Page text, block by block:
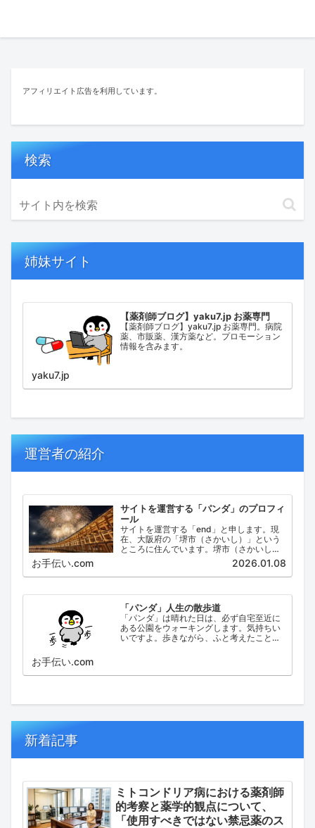
アフィリエイト広告を利用しています。
検索
姉妹サイト
【薬剤師ブログ】yaku7.jp お薬専門
【薬剤師ブログ】yaku7.jp お薬専門。病院
薬、市販薬、漢方薬など。プロモーション
情報を含みます。
yaku7.jp
運営者の紹介
サイトを運営する「パンダ」のプロフィ
ール
サイトを運営する「end」と申します。現
在、大阪府の「堺市（さかいし）」という
ところに住んでいます。堺市（さかいし）
は、大阪府の泉北地域にある政令指定都市
で、府内では大阪市に次いで人口が多い都
市です。
お手伝い.com 2026.01.08
「パンダ」人生の散歩道
「パンダ」は晴れた日は、必ず自宅至近に
ある公園をウォーキングします。気持ちい
いですよ。歩きながら、ふと考えたこと。
お手伝い.com
新着記事
ミトコンドリア病における薬剤師
的考察と薬学的観点について、
「使用すべきではない禁忌薬のス